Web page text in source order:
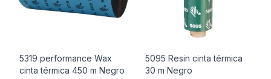
5319 performance Wax
cinta térmica 450 m Negro
5095 Resin cinta térmica
30 m Negro